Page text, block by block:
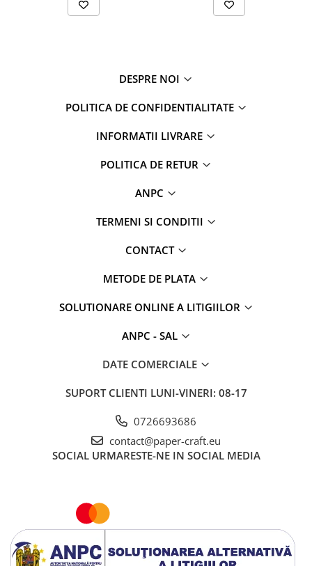
DESPRE NOI
POLITICA DE CONFIDENTIALITATE
INFORMATII LIVRARE
POLITICA DE RETUR
ANPC
TERMENI SI CONDITII
CONTACT
METODE DE PLATA
SOLUTIONARE ONLINE A LITIGIILOR
ANPC - SAL
DATE COMERCIALE
SUPORT CLIENTI LUNI-VINERI: 08-17
0726693686
contact@paper-craft.eu
SOCIAL URMARESTE-NE IN SOCIAL MEDIA